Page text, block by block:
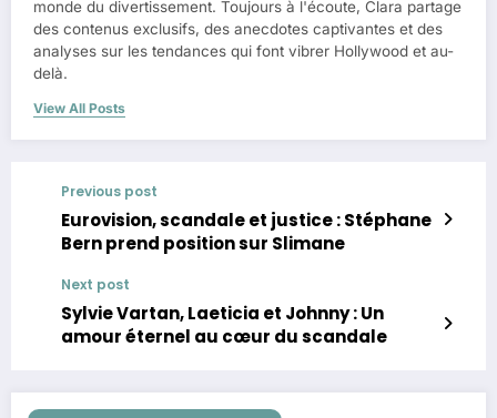
monde du divertissement. Toujours à l'écoute, Clara partage
des contenus exclusifs, des anecdotes captivantes et des
analyses sur les tendances qui font vibrer Hollywood et au-
delà.
View All Posts
Previous post
Eurovision, scandale et justice : Stéphane
Bern prend position sur Slimane
Next post
Sylvie Vartan, Laeticia et Johnny : Un
amour éternel au cœur du scandale